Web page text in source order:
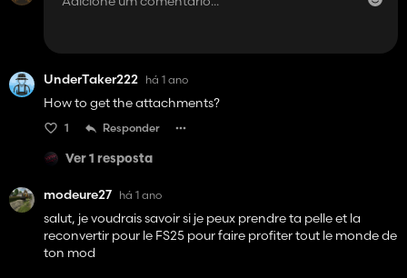
UnderTaker222 há 1 ano
How to get the attachments?
1 Responder
Ver 1 resposta
modeure27 há 1 ano
salut, je voudrais savoir si je peux prendre ta pelle et la
reconvertir pour le FS25 pour faire profiter tout le monde de
ton mod